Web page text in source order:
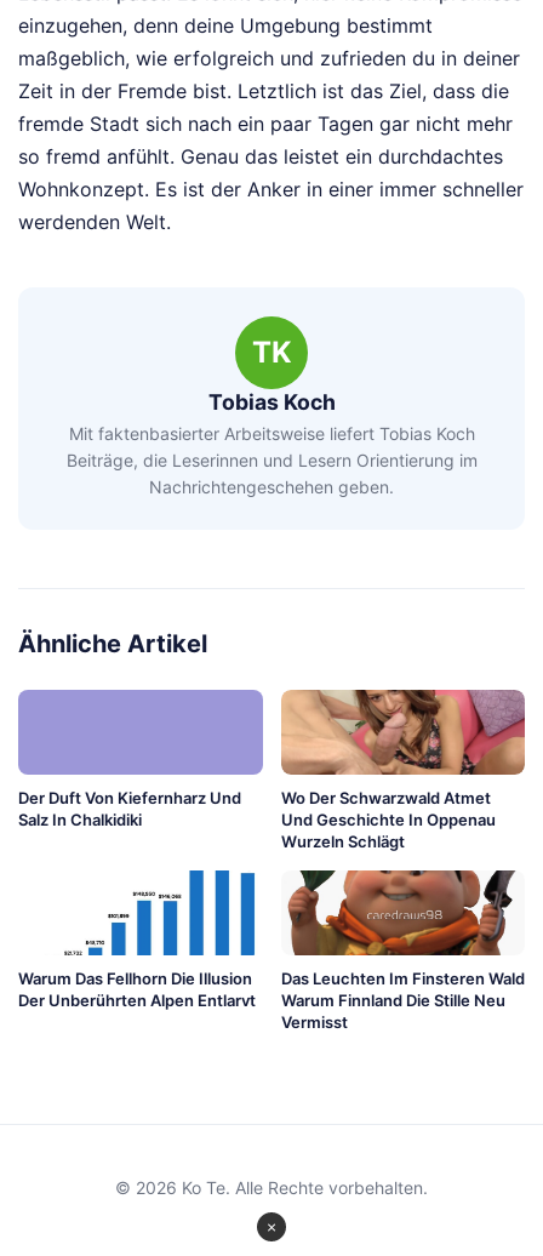
einzugehen, denn deine Umgebung bestimmt
maßgeblich, wie erfolgreich und zufrieden du in deiner
Zeit in der Fremde bist. Letztlich ist das Ziel, dass die
fremde Stadt sich nach ein paar Tagen gar nicht mehr
so fremd anfühlt. Genau das leistet ein durchdachtes
Wohnkonzept. Es ist der Anker in einer immer schneller
werdenden Welt.
TK
Tobias Koch
Mit faktenbasierter Arbeitsweise liefert Tobias Koch
Beiträge, die Leserinnen und Lesern Orientierung im
Nachrichtengeschehen geben.
Ähnliche Artikel
Der Duft Von Kiefernharz Und
Salz In Chalkidiki
Wo Der Schwarzwald Atmet
Und Geschichte In Oppenau
Wurzeln Schlägt
Warum Das Fellhorn Die Illusion
Der Unberührten Alpen Entlarvt
Das Leuchten Im Finsteren Wald
Warum Finnland Die Stille Neu
Vermisst
×
© 2026 Ko Te. Alle Rechte vorbehalten.